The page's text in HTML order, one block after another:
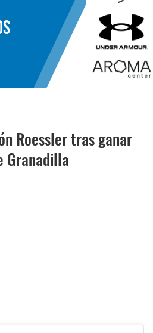
Roessler tras ganar
Granadilla